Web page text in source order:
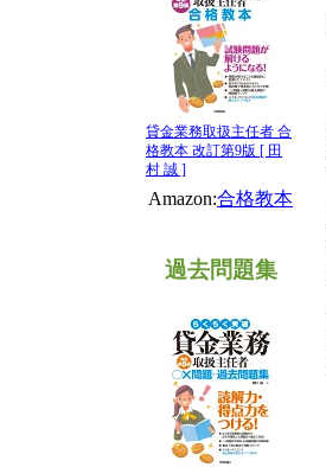
貸金業務取扱主任者 合
格教本 改訂第9版 [ 田
村 誠 ]
Amazon:合格教本
過去問題集